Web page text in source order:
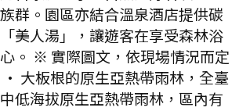
群。園區亦結合溫泉酒店提供碳
美人湯」，讓遊客在享受森林浴
。 ※ 實際圖文，依現場情況而定
· 大板根的原生亞熱帶雨林，全臺
低海拔原生亞熱帶雨林，區內有